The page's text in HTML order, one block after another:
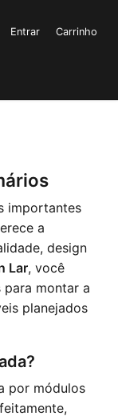
Entrar Carrinho
importantes
a
design
Lar, você
montar a
planejados
por módulos